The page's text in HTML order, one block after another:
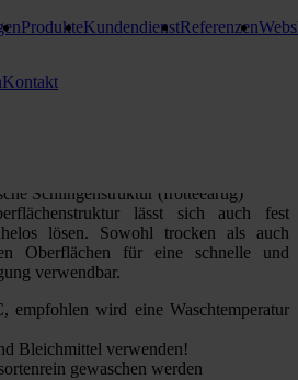
ProdukteKundendienstReferenzen
Kontakt
Noppy
Schlingenstruktur (frotteeartig)
lässt sich auch fest
lösen. Sowohl trocken als auch
Oberflächen für eine schnelle und
verwendbar.
empfohlen wird eine Waschtemperatur
Bleichmittel verwenden!
gewaschen werden